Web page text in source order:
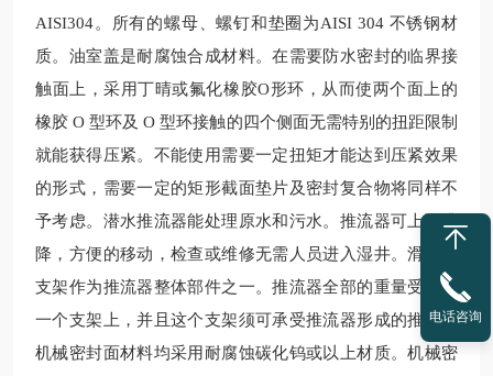
AISI304。所有的螺母、螺钉和垫圈为AISI 304 不锈钢材
质。油室盖是耐腐蚀合成材料。在需要防水密封的临界接
触面上，采用丁晴或氟化橡胶O形环，从而使两个面上的
橡胶 O 型环及 O 型环接触的四个侧面无需特别的扭距限制
就能获得压紧。不能使用需要一定扭矩才能达到压紧效果
的形式，需要一定的矩形截面垫片及密封复合物将同样不
予考虑。 潜水推流器能处理原水和污水。推流器可上下升
降，方便的移动，检查或维修无需人员进入湿井。滑行杆
支架作为推流器整体部件之一。推流器全部的重量受力在
一个支架上，并且这个支架须可承受推流器形成的推力。
机械密封面材料均采用耐腐蚀碳化钨或以上材质。机械密
电话咨询